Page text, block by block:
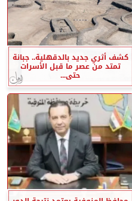
كشف أثري جديد بالدقهلية.. جبانة
تمتد من عصر ما قبل الأسرات
حتى...